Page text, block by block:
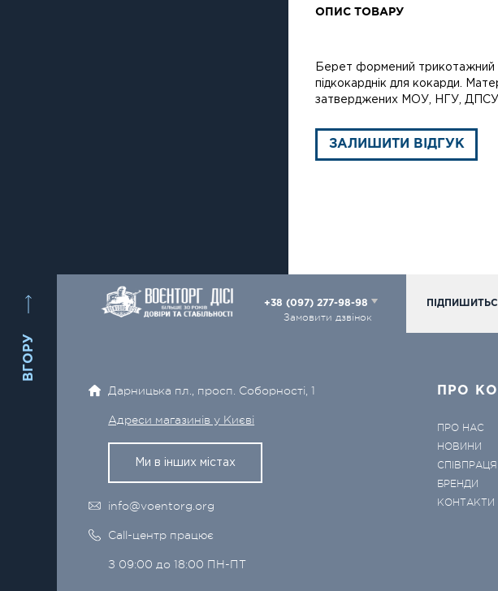
ОПИС ТОВАРУ
Берет формений трикотажний
підкокарднік для кокарди.
затверджених МОУ, НГУ, ДПСУ.
ЗАЛИШИТИ ВІДГУК
ВГОРУ
+38 (097) 277-98-98
Замовити дзвінок
Дарницька пл., просп. Соборності, 1
Адреси магазинів у Києві
Ми в інших містах
info@voentorg.org
Call-центр працює
З 09:00 до 18:00 ПН-ПТ
ПРО
ПРО НАС
НОВИНИ
СПІВПРАЦЯ
БРЕНДИ
КОНТАКТИ